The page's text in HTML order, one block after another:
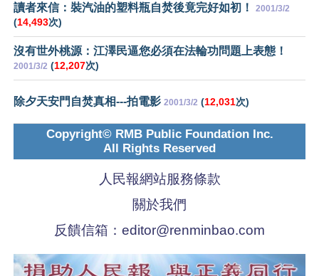
讀者來信：裝汽油的塑料瓶自焚後竟完好如初！ 2001/3/2
(14,493次)
沒有世外桃源：江澤民逼您必須在法輪功問題上表態！
2001/3/2 (12,207次)
除夕天安門自焚真相---拍電影 2001/3/2 (12,031次)
Copyright© RMB Public Foundation Inc.
All Rights Reserved
人民報網站服務條款
關於我們
反饋信箱： editor@renminbao.com